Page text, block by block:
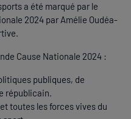
a été marqué par le
2024 par Amélie Oudéa-
Cause Nationale 2024 :
publiques, de
républicain.
toutes les forces vives du